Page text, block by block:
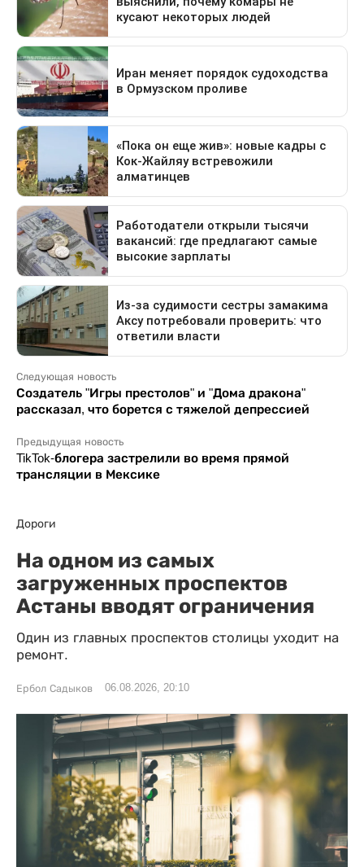
Следующая новость
Создатель "Игры престолов" и "Дома дракона"
рассказал, что борется с тяжелой депрессией
Предыдущая новость
TikTok-блогера застрелили во время прямой
трансляции в Мексике
Дороги
На одном из самых
загруженных проспектов
Астаны вводят ограничения
Один из главных проспектов столицы уходит на
ремонт.
Ербол Садыков 06.08.2026, 20:10